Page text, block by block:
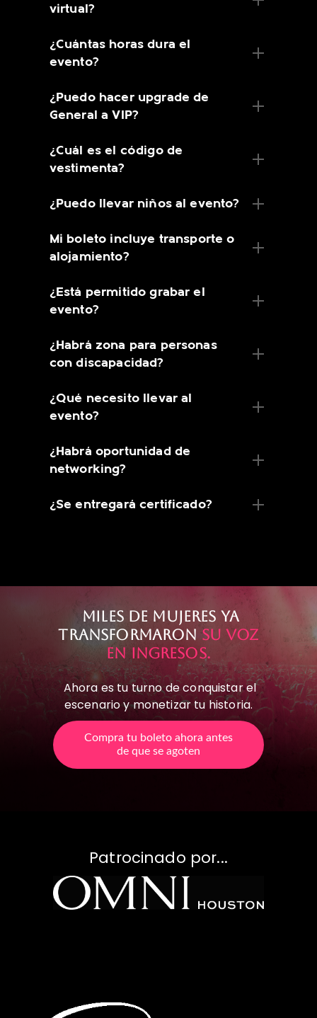
virtual?
¿Cuántas horas dura el
evento?
¿Puedo hacer upgrade de
General a VIP?
¿Cuál es el código de
vestimenta?
¿Puedo llevar niños al evento?
Mi boleto incluye transporte o
alojamiento?
¿Está permitido grabar el
evento?
¿Habrá zona para personas
con discapacidad?
¿Qué necesito llevar al
evento?
¿Habrá oportunidad de
networking?
¿Se entregará certificado?
Miles de mujeres ya
transformaronsu voz
en ingresos.
Ahora es tu turno de conquistar el
escenario y monetizar tu historia.
Compra tu boleto ahora antes
de que se agoten
Patrocinado por...